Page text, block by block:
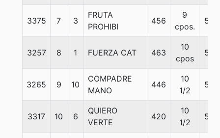
3375 7 3
FRUTA
PROHIBI
456
9
cpos.
58
3257 8 1 FUERZA CAT 463
10
cpos
54
3265 9 10
COMPADRE
MANO
446
10
1/2
58
3317 10 6
QUIERO
VERTE
420
10
1/2
54